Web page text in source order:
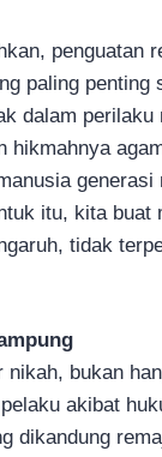
penguatan
paling penting
dalam perilaku
hikmahnya
generasi
itu, kita buat
tidak
nikah, bukan
akibat
dikandung